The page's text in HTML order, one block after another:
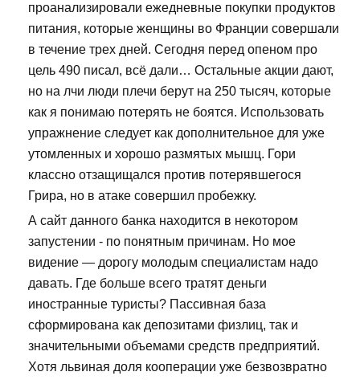
проанализировали ежедневные покупки продуктов
питания, которые женщины во Франции совершали
в течение трех дней. Сегодня перед опеном про
цель 490 писал, всё дали… Остальные акции дают,
но на лчи люди плечи берут на 250 тысяч, которые
как я понимаю потерять не боятся. Использовать
упражнение следует как дополнительное для уже
утомленных и хорошо размятых мышц. Гори
классно отзащищался против потерявшегося
Грира, но в атаке совершил пробежку.
А сайт данного банка находится в некотором
запустении - по понятным причинам. Но мое
видение — дорогу молодым специалистам надо
давать. Где больше всего тратят деньги
иностранные туристы? Пассивная база
сформирована как депозитами физлиц, так и
значительными объемами средств предприятий.
Хотя львиная доля кооперации уже безвозвратно